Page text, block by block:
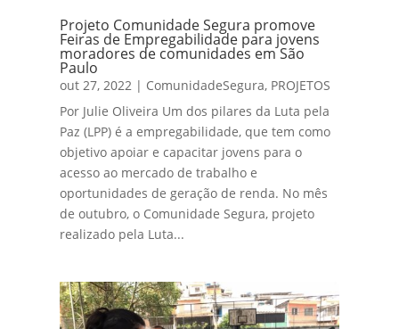
Projeto Comunidade Segura promove
Feiras de Empregabilidade para jovens
moradores de comunidades em São
Paulo
out 27, 2022 | ComunidadeSegura, PROJETOS
Por Julie Oliveira Um dos pilares da Luta pela
Paz (LPP) é a empregabilidade, que tem como
objetivo apoiar e capacitar jovens para o
acesso ao mercado de trabalho e
oportunidades de geração de renda. No mês
de outubro, o Comunidade Segura, projeto
realizado pela Luta...